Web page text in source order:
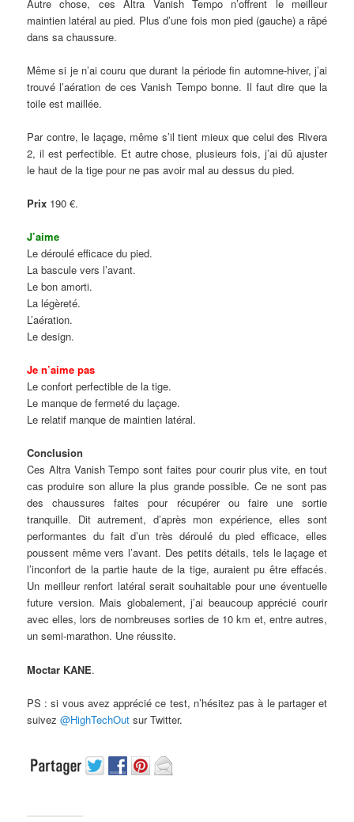
Autre chose, ces Altra Vanish Tempo n’offrent le meilleur
maintien latéral au pied. Plus d’une fois mon pied (gauche) a râpé
dans sa chaussure.
Même si je n’ai couru que durant la période fin automne-hiver, j’ai
trouvé l’aération de ces Vanish Tempo bonne. Il faut dire que la
toile est maillée.
Par contre, le laçage, même s’il tient mieux que celui des Rivera
2, il est perfectible. Et autre chose, plusieurs fois, j’ai dû ajuster
le haut de la tige pour ne pas avoir mal au dessus du pied.
Prix 190 €.
J’aime
Le déroulé efficace du pied.
La bascule vers l’avant.
Le bon amorti.
La légèreté.
L’aération.
Le design.
Je n’aime pas
Le confort perfectible de la tige.
Le manque de fermeté du laçage.
Le relatif manque de maintien latéral.
Conclusion
Ces Altra Vanish Tempo sont faites pour courir plus vite, en tout
cas produire son allure la plus grande possible. Ce ne sont pas
des chaussures faites pour récupérer ou faire une sortie
tranquille. Dit autrement, d’après mon expérience, elles sont
performantes du fait d’un très déroulé du pied efficace, elles
poussent même vers l’avant. Des petits détails, tels le laçage et
l’inconfort de la partie haute de la tige, auraient pu être effacés.
Un meilleur renfort latéral serait souhaitable pour une éventuelle
future version. Mais globalement, j’ai beaucoup apprécié courir
avec elles, lors de nombreuses sorties de 10 km et, entre autres,
un semi-marathon. Une réussite.
Moctar KANE.
PS : si vous avez apprécié ce test, n’hésitez pas à le partager et
suivez@HighTechOut sur Twitter.